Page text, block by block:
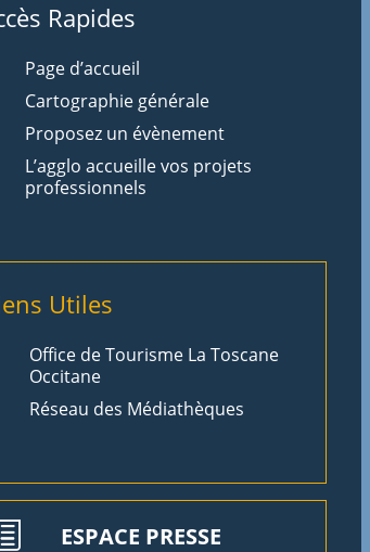
Rapides
Page d’accueil
Cartographie générale
Proposez un évènement
L’agglo accueille vos projets
professionnels
Utiles
Office de Tourisme La Toscane
Occitane
Réseau des Médiathèques
ESPACE PRESSE